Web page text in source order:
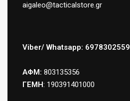
aigaleo@tacticalstore.gr
Viber/ Whatsapp: 6978302559
ΑΦΜ: 803135356
ΓΕΜΗ: 190391401000